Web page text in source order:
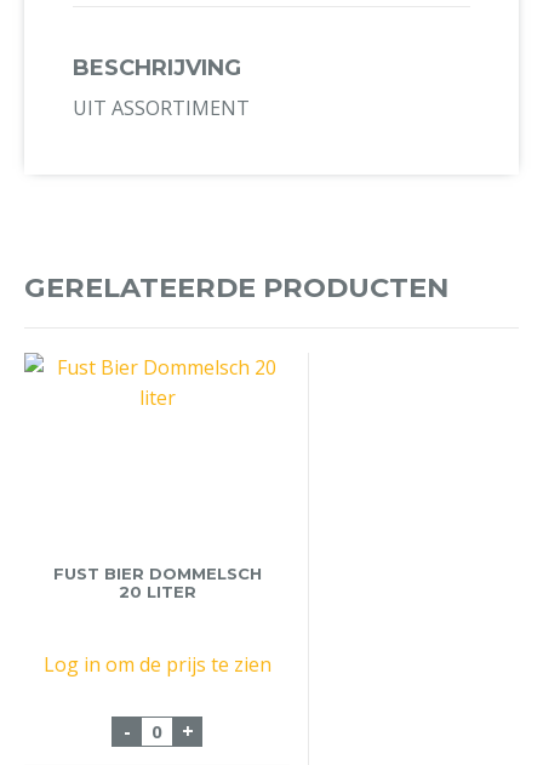
BESCHRIJVING
UIT ASSORTIMENT
GERELATEERDE PRODUCTEN
FUST BIER DOMMELSCH
20 LITER
Log in om de prijs te zien
- Fust Bier Dommelsch 20 liter aantal
+